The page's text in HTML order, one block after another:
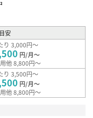
安
り 3,000円～
円/月～
他 8,800円～
り 3,500円～
円/月～
他 8,800円～